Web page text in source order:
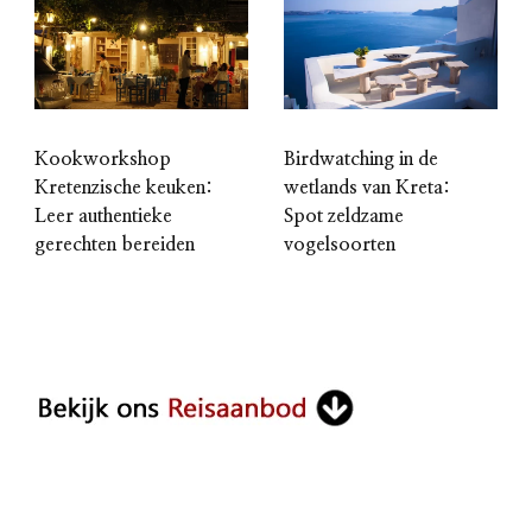
Kookworkshop
Kretenzische keuken:
Leer authentieke
gerechten bereiden
Birdwatching in de
wetlands van Kreta:
Spot zeldzame
vogelsoorten